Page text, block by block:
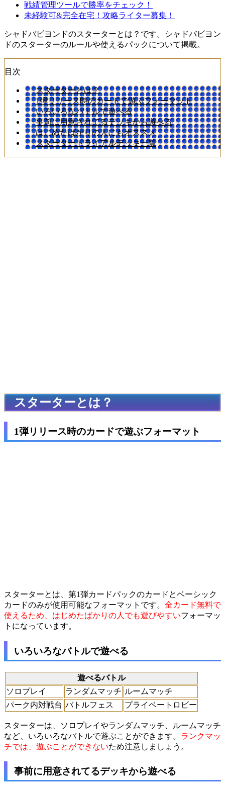
戦績管理ツールで勝率をチェック！
未経験可&完全在宅！攻略ライター募集！
シャドバビヨンドのスターターとは？です。シャドバビヨン
ドのスターターのルールや使えるパックについて掲載。
目次
スターターとは？
1弾リリース時のカードで遊ぶフォーマット
いろいろなバトルで遊べる
事前に用意されてるデッキから遊べる
はじめたばかりの人にもオススメ
スタータートライアルデッキ一覧
スターターとは？
1弾リリース時のカードで遊ぶフォーマット
スターターとは、第1弾カードパックのカードとベーシック
カードのみが使用可能なフォーマットです。 全カード無料で
使えるため、はじめたばかりの人でも遊びやすいフォーマッ
トになっています。
いろいろなバトルで遊べる
遊べるバトル
ソロプレイ
ランダムマッチ ルームマッチ
パーク内対戦台 バトルフェス プライベートロビー
スターターは、ソロプレイやランダムマッチ、ルームマッチ
など、いろいろなバトルで遊ぶことができます。 ランクマッ
チでは、遊ぶことができないため注意しましょう。
事前に用意されてるデッキから遊べる